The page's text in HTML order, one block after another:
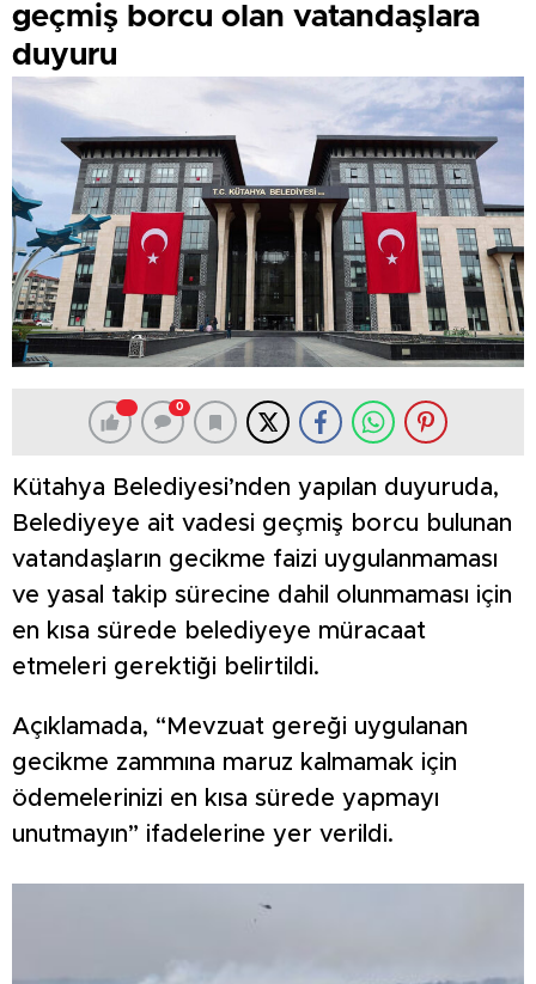
geçmiş borcu olan vatandaşlara
duyuru
0
Kütahya Belediyesi’nden yapılan duyuruda,
Belediyeye ait vadesi geçmiş borcu bulunan
vatandaşların gecikme faizi uygulanmaması
ve yasal takip sürecine dahil olunmaması için
en kısa sürede belediyeye müracaat
etmeleri gerektiği belirtildi.
Açıklamada, “Mevzuat gereği uygulanan
gecikme zammına maruz kalmamak için
ödemelerinizi en kısa sürede yapmayı
unutmayın” ifadelerine yer verildi.